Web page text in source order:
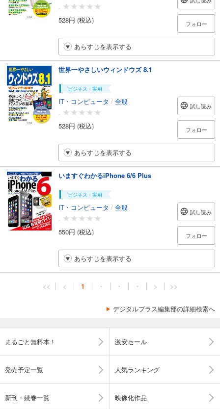
-
528円 (税込)
フォロー
あらすじを表示する
世界一やさしいウィンドウズ 8.1
ビジネス・実用
IT・コンピュータ / 全般
-
528円 (税込)
試し読み
フォロー
あらすじを表示する
いますぐわかるiPhone 6/6 Plus
ビジネス・実用
IT・コンピュータ / 全般
-
550円 (税込)
試し読み
フォロー
あらすじを表示する
<< < 1 ・ ・ ・ > >>
デジタルプラス編集部の詳細検索へ
まるごと無料本！ 激安セール
発売予定一覧 人気ランキング
新刊・続巻一覧 映像化作品